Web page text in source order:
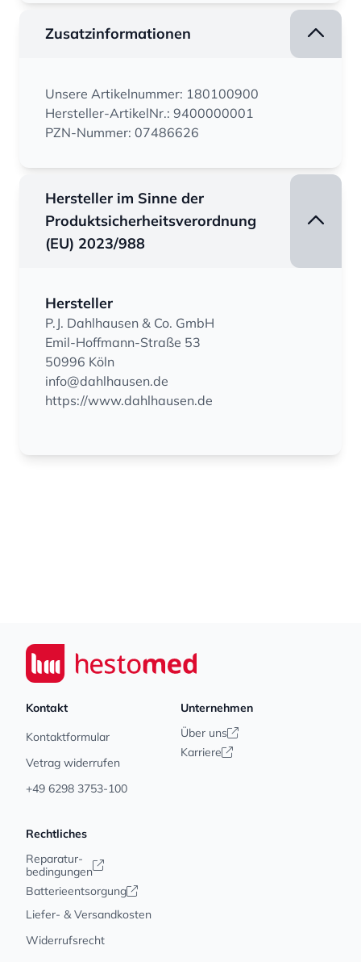
Zusatzinformationen
Unsere Artikelnummer: 180100900
Hersteller-ArtikelNr.: 9400000001
PZN-Nummer: 07486626
Hersteller im Sinne der
Produktsicherheitsverordnung
(EU) 2023/988
Hersteller
P.J. Dahlhausen & Co. GmbH
Emil-Hoffmann-Straße 53
50996 Köln
info@dahlhausen.de
https://www.dahlhausen.de
Seiwert GmbH
Kontakt
Kontaktformular
Vetrag widerrufen
+49 6298 3753-100
Unternehmen
Über uns
Karriere
Rechtliches
Reparatur-
bedingungen
Batterieentsorgung
Liefer- & Versandkosten
Widerrufsrecht